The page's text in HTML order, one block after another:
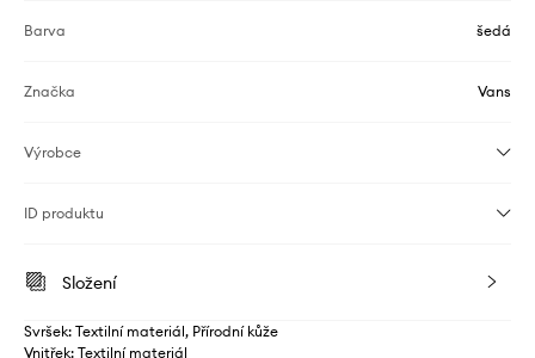
Barva šedá
Značka Vans
Výrobce
ID produktu
Složení
Svršek: Textilní materiál, Přírodní kůže
Vnitřek: Textilní materiál